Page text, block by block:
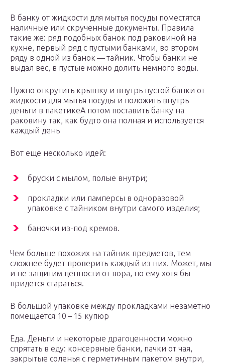
В банку от жидкости для мытья посуды поместятся
наличные или скрученные документы. Правила
такие же: ряд подобных банок под раковиной на
кухне, первый ряд с пустыми банками, во втором
ряду в одной из банок — тайник. Чтобы банки не
выдал вес, в пустые можно долить немного воды.
Нужно открутить крышку и внутрь пустой банки от
жидкости для мытья посуды и положить внутрь
деньги в пакетикеА потом поставить банку на
раковину так, как будто она полная и используется
каждый день
Вот еще несколько идей:
бруски с мылом, полые внутри;
прокладки или памперсы в одноразовой
упаковке с тайником внутри самого изделия;
баночки из-под кремов.
Чем больше похожих на тайник предметов, тем
сложнее будет проверить каждый из них. Может, мы
и не защитим ценности от вора, но ему хотя бы
придется стараться.
В большой упаковке между прокладками незаметно
помещается 10 – 15 купюр
Еда. Деньги и некоторые драгоценности можно
спрятать в еду: консервные банки, пачки от чая,
закрытые соленья с герметичным пакетом внутри,